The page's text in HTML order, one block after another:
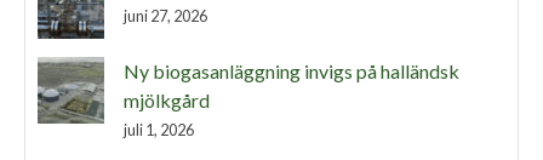
juni 27, 2026
Ny biogasanläggning invigs på halländsk
mjölkgård
juli 1, 2026